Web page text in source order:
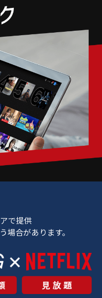
で提供
場合があります。